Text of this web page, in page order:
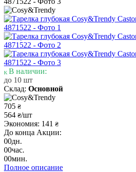
В наличии:
до 10 шт
Склад: Основной
705 ₴
564 ₴/шт
Экономия: 141 ₴
До конца Акции:
00дн.
00час.
00мин.
Полное описание